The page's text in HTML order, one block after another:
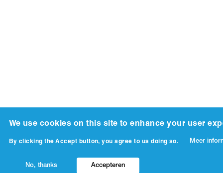
We use cookies on this site to enhance your user
By clicking the Accept button, you agree to us doing so. Meer
No, thanks Accepteren